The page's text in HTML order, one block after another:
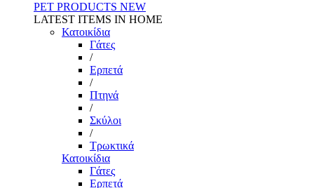
PET PRODUCTS NEW
LATEST ITEMS IN HOME
Κατοικίδια
Γάτες
/
Ερπετά
/
Πτηνά
/
Σκύλοι
/
Τρωκτικά
Κατοικίδια
Γάτες
Ερπετά